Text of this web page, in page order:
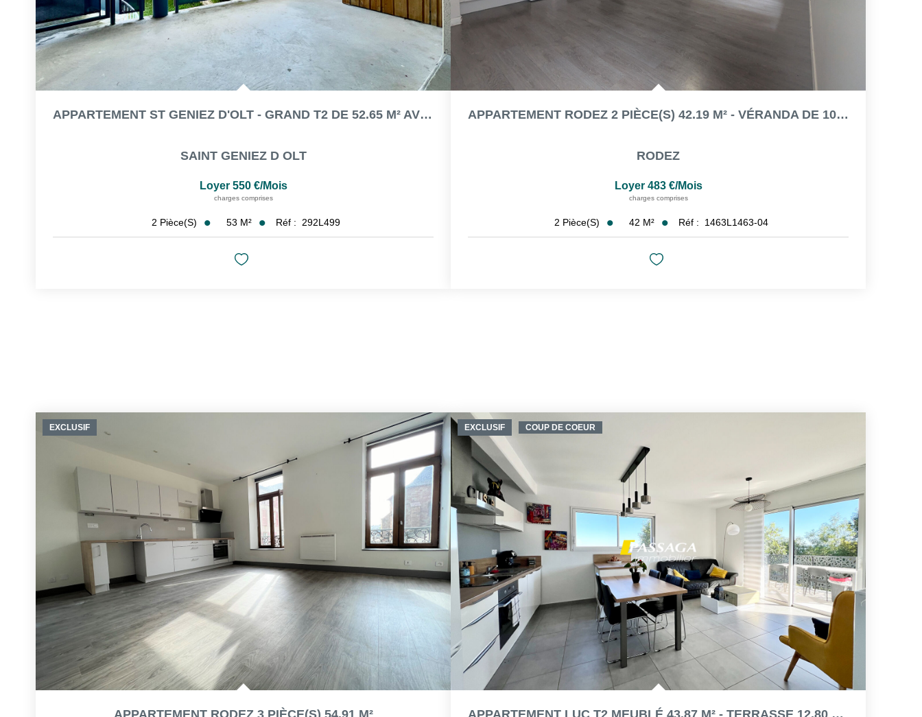
APPARTEMENT ST GENIEZ D'OLT - GRAND T2 DE 52.65 M² AVEC UNE...
SAINT GENIEZ D OLT
Loyer 550 €/mois
charges comprises
2 Pièce(s) 53 M² Réf : 292L499
APPARTEMENT RODEZ 2 PIÈCE(S) 42.19 M² - VÉRANDA DE 10.76 M²
RODEZ
Loyer 483 €/mois
charges comprises
2 Pièce(s) 42 M² Réf : 1463L1463-04
EXCLUSIF
APPARTEMENT RODEZ 3 PIÈCE(S) 54.91 M²
EXCLUSIF COUP DE COEUR
APPARTEMENT LUC T2 MEUBLÉ 43.87 M² - TERRASSE 12.80 M² -...